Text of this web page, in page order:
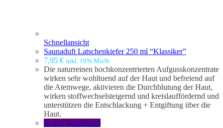
Schnellansicht
Saunaduft Latschenkiefer 250 ml “Klassiker”
7,95 € inkl. 19% MwSt.
Die naturreinen hochkonzentrierten Aufgusskonzentrate
wirken sehr wohltuend auf der Haut und befreiend auf
die Atemwege, aktivieren die Durchblutung der Haut,
wirken stoffwechselsteigernd und kreislauffördernd und
unterstützen die Entschlackung + Entgiftung über die
Haut.
In den Warenkorb